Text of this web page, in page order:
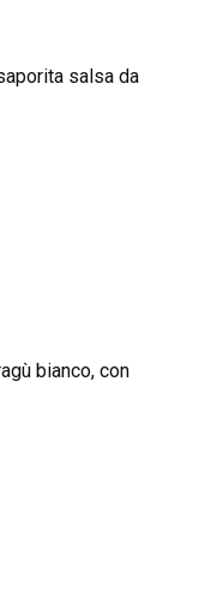
salsa da
bianco, con